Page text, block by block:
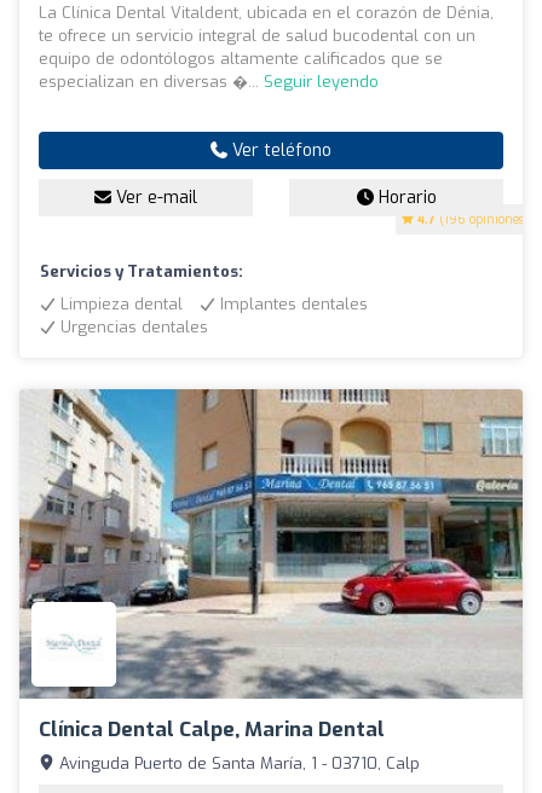
4.7 (196 opiniones)
La Clínica Dental Vitaldent, ubicada en el corazón de Dénia,
te ofrece un servicio integral de salud bucodental con un
equipo de odontólogos altamente calificados que se
especializan en diversas �... Seguir leyendo
Ver teléfono
Ver e-mail Horario
Servicios y Tratamientos:
Limpieza dental
Implantes dentales
Urgencias dentales
Clínica Dental Calpe, Marina Dental
Avinguda Puerto de Santa María, 1 - 03710, Calp